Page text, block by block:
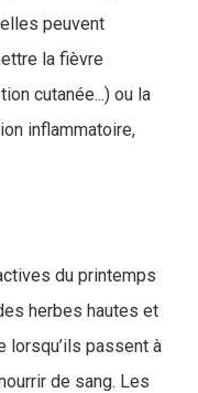
peuvent
la fièvre
cutanée...) ou la
inflammatoire,
du printemps
herbes hautes et
lorsqu’ils passent à
de sang. Les